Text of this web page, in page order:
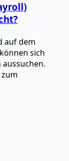
auf dem
sich